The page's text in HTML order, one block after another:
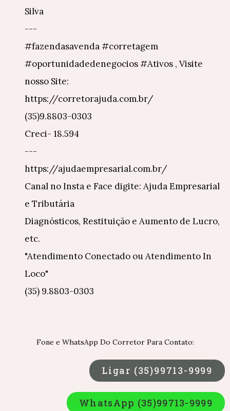
Silva
---
#fazendasavenda #corretagem
#oportunidadedenegocios #Ativos , Visite
nosso Site:
https://corretorajuda.com.br/
(35)9.8803-0303
Creci- 18.594
---
https://ajudaempresarial.com.br/
Canal no Insta e Face digite: Ajuda Empresarial
e Tributária
Diagnósticos, Restituição e Aumento de Lucro,
etc.
"Atendimento Conectado ou Atendimento In
Loco"
(35) 9.8803-0303
Fone e WhatsApp Do Corretor Para Contato:
Ligar (35)99713-9999
WhatsApp (35)99713-9999